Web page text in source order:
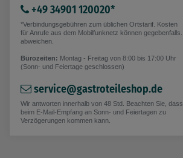
+49 34901 120020*
*Verbindungsgebühren zum üblichen Ortstarif. Kosten
für Anrufe aus dem Mobilfunknetz können gegebenfalls.
abweichen.
Bürozeiten: Montag - Freitag von 8:00 bis 17:00 Uhr
(Sonn- und Feiertage geschlossen)
service@gastroteileshop.de
Wir antworten innerhalb von 48 Std. Beachten Sie, dass
beim E-Mail-Empfang an Sonn- und Feiertagen zu
Verzögerungen kommen kann.